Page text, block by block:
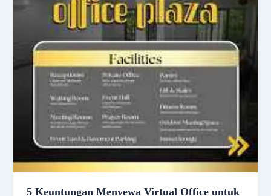
5 Keuntungan Menyewa Virtual Office untuk